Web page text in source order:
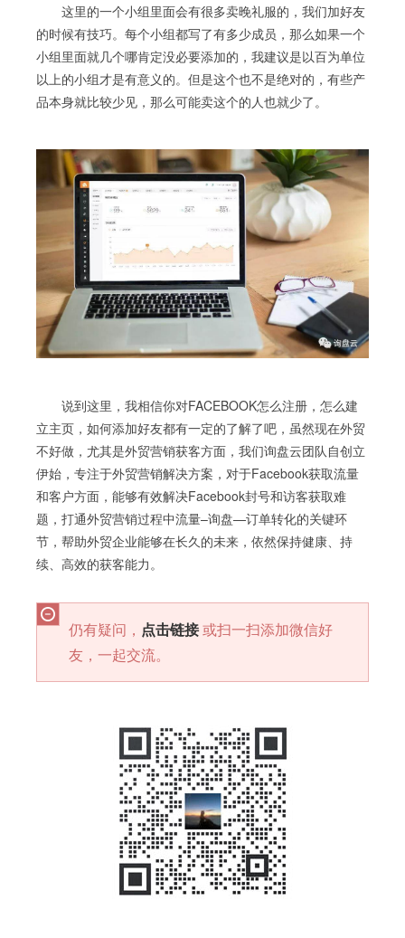
这里的一个小组里面会有很多卖晚礼服的，我们加好友
的时候有技巧。每个小组都写了有多少成员，那么如果一个
小组里面就几个哪肯定没必要添加的，我建议是以百为单位
以上的小组才是有意义的。但是这个也不是绝对的，有些产
品本身就比较少见，那么可能卖这个的人也就少了。
说到这里，我相信你对FACEBOOK怎么注册，怎么建
立主页，如何添加好友都有一定的了解了吧，虽然现在外贸
不好做，尤其是外贸营销获客方面，我们询盘云团队自创立
伊始，专注于外贸营销解决方案，对于Facebook获取流量
和客户方面，能够有效解决Facebook封号和访客获取难
题，打通外贸营销过程中流量–询盘—订单转化的关键环
节，帮助外贸企业能够在长久的未来，依然保持健康、持
续、高效的获客能力。
仍有疑问， 点击链接或扫一扫添加微信好
友，一起交流。